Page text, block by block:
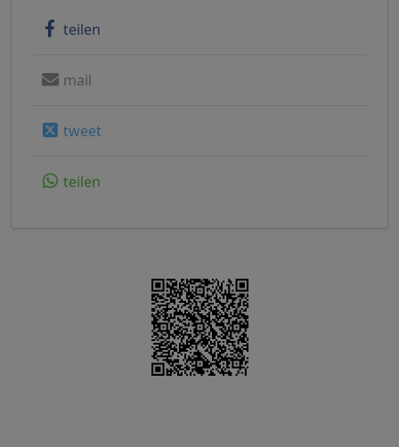
teilen
mail
tweet
teilen